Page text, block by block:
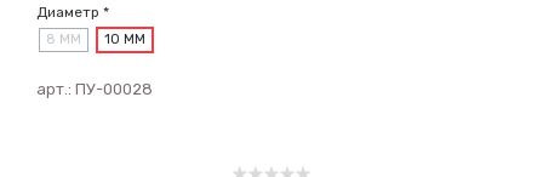
Диаметр *
8 ММ 10 ММ
арт.: ПУ-00028